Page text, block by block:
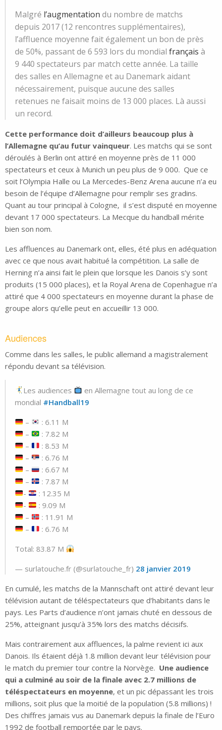
Malgré l’augmentation du nombre de matchs
depuis 2017 (12 rencontres supplémentaires),
l’affluence moyenne fait également un bon de près
de 50%, passant de 6 593 lors du mondial français à
9 440 spectateurs par match cette année. La taille
des salles en Allemagne et au Danemark aidant
nécessairement, puisque aucune des salles
retenues ne faisait moins de 13 000 places. Là aussi
un record.
Cette performance doit d’ailleurs beaucoup plus à
l’Allemagne qu’au futur vainqueur. Les matchs qui se sont
déroulés à Berlin ont attiré en moyenne près de 11 000
spectateurs et ceux à Munich un peu plus de 9 000. Que ce
soit l’Olympia Halle ou La Mercedes-Benz Arena aucune n’a eu
besoin de l’équipe d’Allemagne pour remplir ses gradins.
Quant au tour principal à Cologne, il s’est disputé en moyenne
devant 17 000 spectateurs. La Mecque du handball mérite
bien son nom.
Les affluences au Danemark ont, elles, été plus en adéquation
avec ce que nous avait habitué la compétition. La salle de
Herning n’a ainsi fait le plein que lorsque les Danois s’y sont
produits (15 000 places), et la Royal Arena de Copenhague n’a
attiré que 4 000 spectateurs en moyenne durant la phase de
groupe alors qu’elle peut en accueillir 13 000.
Audiences
Comme dans les salles, le public allemand a magistralement
répondu devant sa télévision.
Les audiences
en Allemagne tout au long de ce
mondial #Handball19
–
: 6.11 M
–
: 7.82 M
–
: 8.53 M
–
: 6.76 M
–
: 6.67 M
–
: 7.87 M
-
: 12.35 M
-
: 9.09 M
–
: 11.91 M
–
: 6.76 M
Total: 83.87 M
— surlatouche.fr (@surlatouche_fr) 28 janvier 2019
En cumulé, les matchs de la Mannschaft ont attiré devant leur
télévision autant de téléspectateurs que d’habitants dans le
pays. Les Parts d’audience n’ont jamais chuté en dessous de
25%, atteignant jusqu’à 35% lors des matchs décisifs.
Mais contrairement aux affluences, la palme revient ici aux
Danois. Ils étaient déjà 1.8 million devant leur télévision pour
le match du premier tour contre la Norvège. Une audience
qui a culminé au soir de la finale avec 2.7 millions de
téléspectateurs en moyenne, et un pic dépassant les trois
millions, soit plus que la moitié de la population (5.8 millions) !
Des chiffres jamais vus au Danemark depuis la finale de l’Euro
1992 de football remportée par le pays.